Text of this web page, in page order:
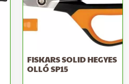
FISKARS SOLID HEGYES
OLLÓ SP15